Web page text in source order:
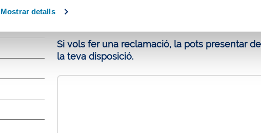
Mostrar detalls
Si vols fer una reclamació, la pots presentar
la teva disposició.